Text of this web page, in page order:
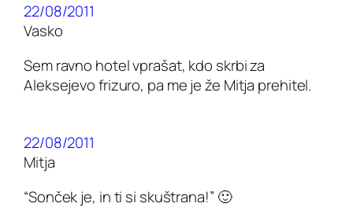
22/08/2011
Vasko
Sem ravno hotel vprašat, kdo skrbi za
Aleksejevo frizuro, pa me je že Mitja prehitel.
22/08/2011
Mitja
“Sonček je, in ti si skuštrana!” 🙂